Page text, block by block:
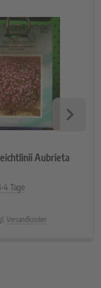
4 Tage
Versandkosten